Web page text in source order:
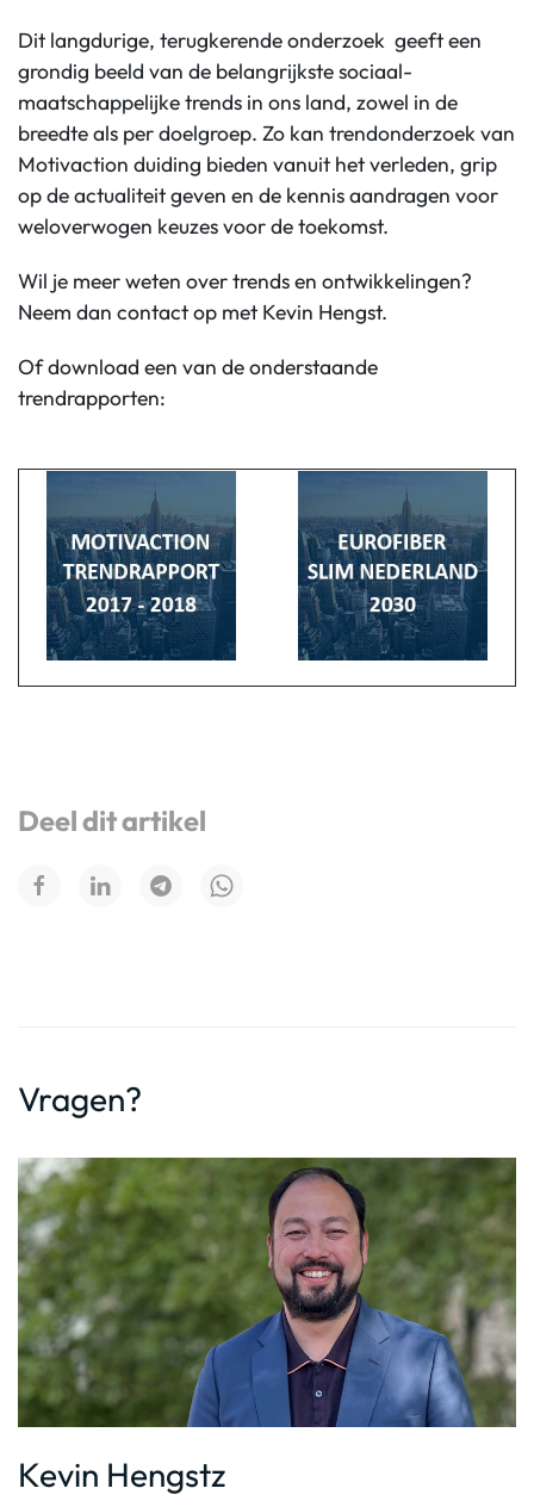
Dit langdurige, terugkerende onderzoek geeft een
grondig beeld van de belangrijkste sociaal-
maatschappelijke trends in ons land, zowel in de
breedte als per doelgroep. Zo kan trendonderzoek van
Motivaction duiding bieden vanuit het verleden, grip
op de actualiteit geven en de kennis aandragen voor
weloverwogen keuzes voor de toekomst.
Wil je meer weten over trends en ontwikkelingen?
Neem dan contact op met Kevin Hengst.
Of download een van de onderstaande
trendrapporten:
Deel dit artikel
Vragen?
Kevin Hengstz